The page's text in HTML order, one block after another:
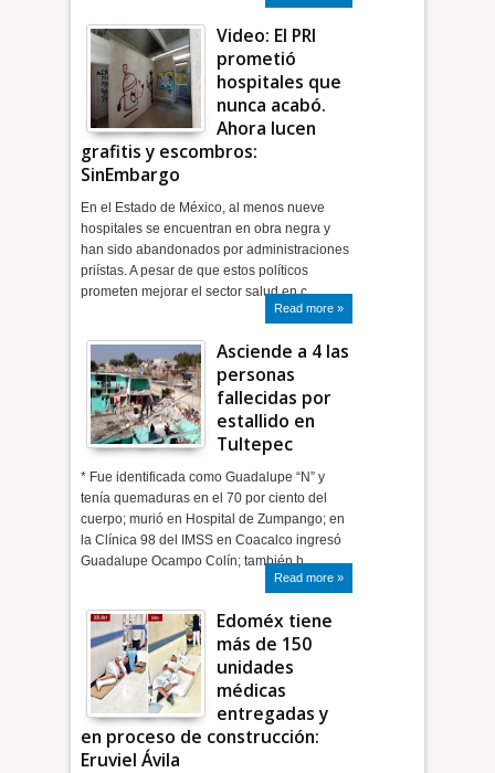
Video: El PRI
prometió
hospitales que
nunca acabó.
Ahora lucen
grafitis y escombros:
SinEmbargo
En el Estado de México, al menos nueve
hospitales se encuentran en obra negra y
han sido abandonados por administraciones
priístas. A pesar de que estos políticos
prometen mejorar el sector salud en c…
Read more »
Asciende a 4 las
personas
fallecidas por
estallido en
Tultepec
* Fue identificada como Guadalupe “N” y
tenía quemaduras en el 70 por ciento del
cuerpo; murió en Hospital de Zumpango; en
la Clínica 98 del IMSS en Coacalco ingresó
Guadalupe Ocampo Colín; también h…
Read more »
Edoméx tiene
más de 150
unidades
médicas
entregadas y
en proceso de construcción:
Eruviel Ávila